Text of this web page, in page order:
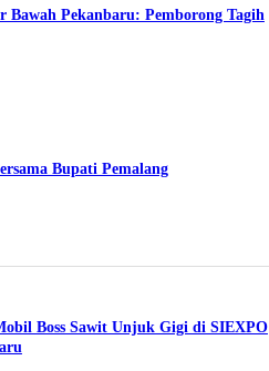
Bawah Pekanbaru: Pemborong Tagih
Bupati Pemalang
Boss Sawit Unjuk Gigi di SIEXPO